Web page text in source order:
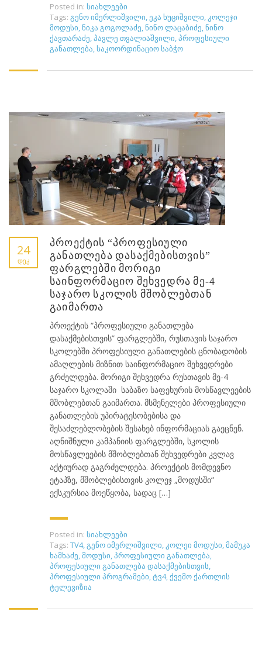
Posted in: სიახლეები
Tags: გენო იმერლიშვილი ეკა ხუციშვილი კოლეჯი
მოდუსი ნიკა გოგოლაძე ნინო ლაცაბიძე ნინო
ქავთარაძე პავლე თვალიაშვილი პროფესიული
განათლება საკოორდინაციო საბჭო
24
ᲓᲔᲙ
პროექტის “პროფესიული
განათლება დასაქმებისთვის”
ფარგლებში მორიგი
საინფორმაციო შეხვედრა მე-4
საჯარო სკოლის მშობლებთან
გაიმართა
პროექტის “პროფესიული განათლება
დასაქმებისთვის” ფარგლებში, რუსთავის საჯარო
სკოლებში პროფესიული განათლების ცნობადობის
ამაღლების მიზნით საინფორმაციო შეხვედრები
გრძელდება. მორიგი შეხვედრა რუსთავის მე-4
საჯარო სკოლაში საბაზო საფეხურის მოსწავლეების
მშობლებთან გაიმართა. მსმენელები პროფესიული
განათლების უპირატესობებისა და
შესაძლებლობების შესახებ ინფორმაციას გაეცნენ.
აღნიშნული კამპანიის ფარგლებში, სკოლის
მოსწავლეების მშობლებთან შეხვედრები კვლავ
აქტიურად გაგრძელდება. პროექტის მომდევნო
ეტაპზე, მშობლებისთვის კოლეჯ „მოდუსში“
ექსკურსია მოეწყობა, სადაც […]
Posted in: სიახლეები
Tags: TV4, გენო იმერლიშვილი კოლეი მოდუსი მამუკა
ხამხაძე მოდუსი პროფესიული განათლება
პროფესიული განათლება დასაქმებისთვის
პროფესიული პროგრამები ტვ4, ქვემო ქართლის
ტელევიზია